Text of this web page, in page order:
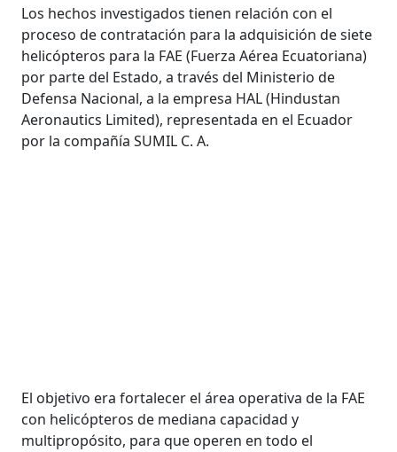
Los hechos investigados tienen relación con el
proceso de contratación para la adquisición de siete
helicópteros para la FAE (Fuerza Aérea Ecuatoriana)
por parte del Estado, a través del Ministerio de
Defensa Nacional, a la empresa HAL (Hindustan
Aeronautics Limited), representada en el Ecuador
por la compañía SUMIL C. A.
El objetivo era fortalecer el área operativa de la FAE
con helicópteros de mediana capacidad y
multipropósito, para que operen en todo el